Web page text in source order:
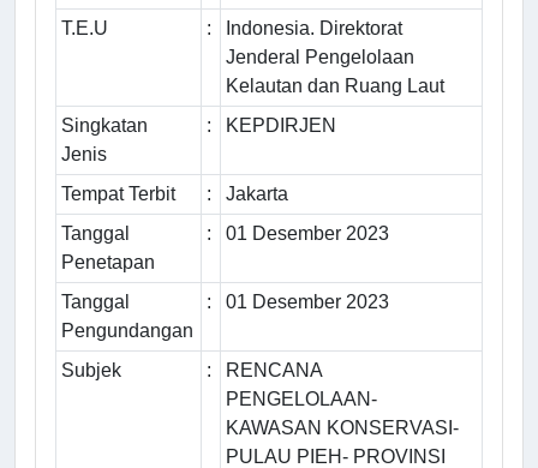
T.E.U
:
Indonesia. Direktorat
Jenderal Pengelolaan
Kelautan dan Ruang Laut
Singkatan
Jenis
: KEPDIRJEN
Tempat Terbit :
Jakarta
Tanggal
Penetapan
: 01 Desember 2023
Tanggal
Pengundangan
: 01 Desember 2023
Subjek :
RENCANA
PENGELOLAAN-
KAWASAN KONSERVASI-
PULAU PIEH- PROVINSI